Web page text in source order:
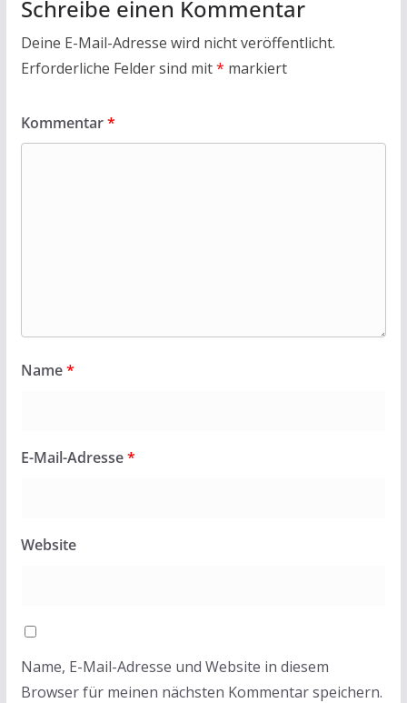
Schreibe einen Kommentar
Deine E-Mail-Adresse wird nicht veröffentlicht.
Erforderliche Felder sind mit* markiert
Kommentar*
Name*
E-Mail-Adresse*
Website
Name, E-Mail-Adresse und Website in diesem
Browser für meinen nächsten Kommentar speichern.